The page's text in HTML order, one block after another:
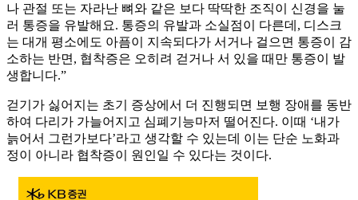
나 관절 또는 자라난 뼈와 같은 보다 딱딱한 조직이 신경을 눌
러 통증을 유발해요. 통증의 유발과 소실점이 다른데, 디스크
는 대개 평소에도 아픔이 지속되다가 서거나 걸으면 통증이 감
소하는 반면, 협착증은 오히려 걷거나 서 있을 때만 통증이 발
생합니다.”
걷기가 싫어지는 초기 증상에서 더 진행되면 보행 장애를 동반
하여 다리가 가늘어지고 심폐기능마저 떨어진다. 이때 ‘내가
늙어서 그런가보다’라고 생각할 수 있는데 이는 단순 노화과
정이 아니라 협착증이 원인일 수 있다는 것이다.